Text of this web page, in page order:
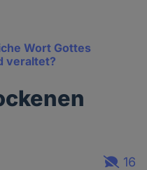
Wort Gottes
veraltet?
16